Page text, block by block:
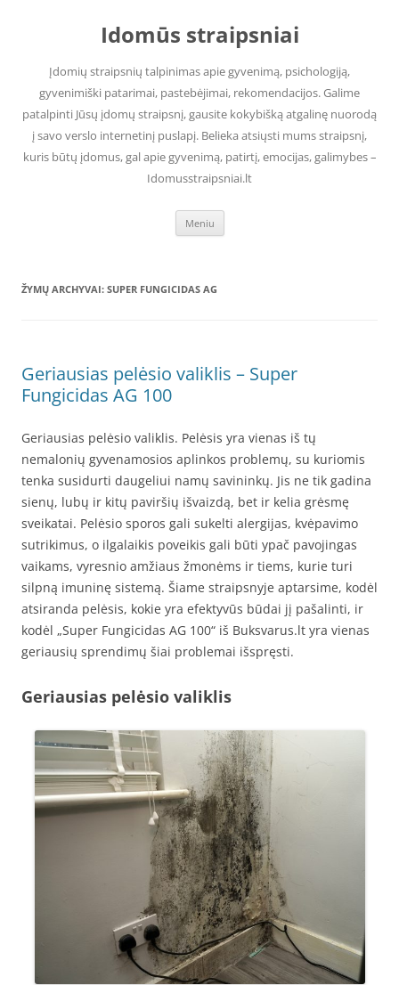
Idomūs straipsniai
Įdomių straipsnių talpinimas apie gyvenimą, psichologiją,
gyvenimiški patarimai, pastebėjimai, rekomendacijos. Galime
patalpinti Jūsų įdomų straipsnį, gausite kokybišką atgalinę nuorodą
į savo verslo internetinį puslapį. Belieka atsiųsti mums straipsnį,
kuris būtų įdomus, gal apie gyvenimą, patirtį, emocijas, galimybes –
Idomusstraipsniai.lt
Meniu
ŽYMŲ ARCHYVAI: SUPER FUNGICIDAS AG
Geriausias pelėsio valiklis – Super
Fungicidas AG 100
Geriausias pelėsio valiklis. Pelėsis yra vienas iš tų
nemalonių gyvenamosios aplinkos problemų, su kuriomis
tenka susidurti daugeliui namų savininkų. Jis ne tik gadina
sienų, lubų ir kitų paviršių išvaizdą, bet ir kelia grėsmę
sveikatai. Pelėsio sporos gali sukelti alergijas, kvėpavimo
sutrikimus, o ilgalaikis poveikis gali būti ypač pavojingas
vaikams, vyresnio amžiaus žmonėms ir tiems, kurie turi
silpną imuninę sistemą. Šiame straipsnyje aptarsime, kodėl
atsiranda pelėsis, kokie yra efektyvūs būdai jį pašalinti, ir
kodėl „Super Fungicidas AG 100“ iš Buksvarus.lt yra vienas
geriausių sprendimų šiai problemai išspręsti.
Geriausias pelėsio valiklis